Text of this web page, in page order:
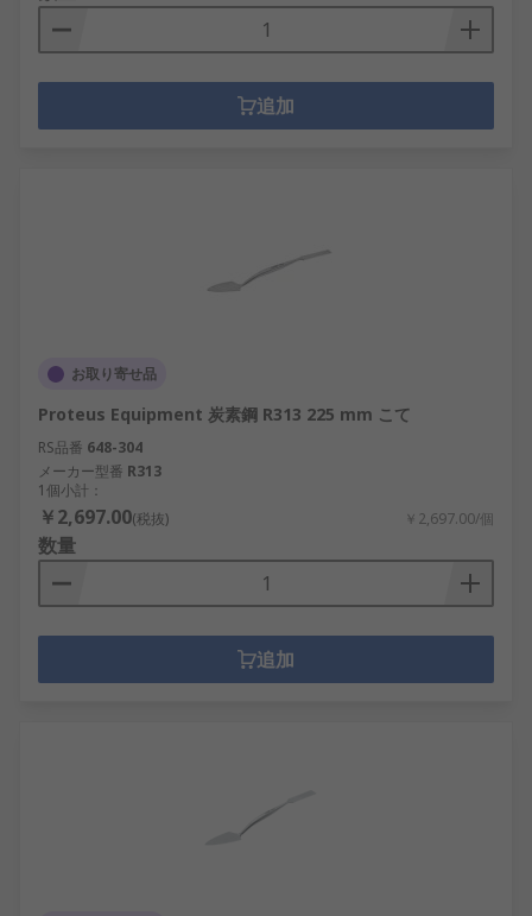
追加
お取り寄せ品
Proteus Equipment 炭素鋼 R313 225 mm こて
RS品番 648-304
メーカー型番 R313
1個小計：
￥2,697.00(税抜) ￥2,697.00/個
数量
追加